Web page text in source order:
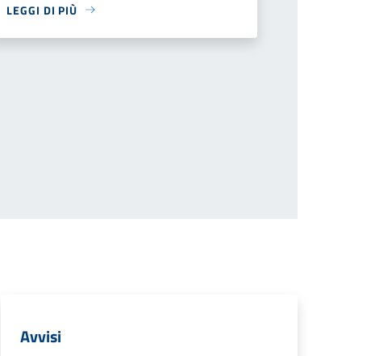
LEGGI DI PIÙ
Avvisi